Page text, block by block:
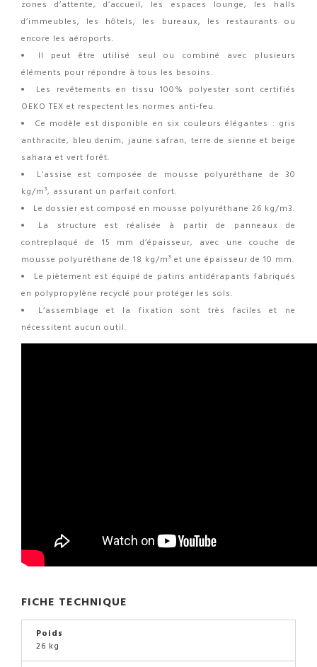
zones d’attente, d’accueil, les espaces lounge, les halls
d’immeubles, les hôtels, les bureaux, les restaurants ou
encore les aéroports.
Il peut être utilisé seul ou combiné avec plusieurs
éléments pour répondre à tous les besoins.
Les revêtements en tissu 100% polyester sont certifiés
OEKO TEX et respectent les normes anti-feu.
Ce modèle est disponible en six couleurs élégantes : gris
anthracite, bleu denim, jaune safran, terre de sienne et beige
sahara et vert forêt.
L’assise est composée de mousse polyuréthane de 30
kg/m³, assurant un parfait confort.
Le dossier est composé en mousse polyuréthane 26 kg/m3.
La structure est réalisée à partir de panneaux de
contreplaqué de 15 mm d’épaisseur, avec une couche de
mousse polyuréthane de 18 kg/m³ et une épaisseur de 10 mm.
Le piètement est équipé de patins antidérapants fabriqués
en polypropylène recyclé pour protéger les sols.
L’assemblage et la fixation sont très faciles et ne
nécessitent aucun outil.
FICHE TECHNIQUE
Poids
26 kg